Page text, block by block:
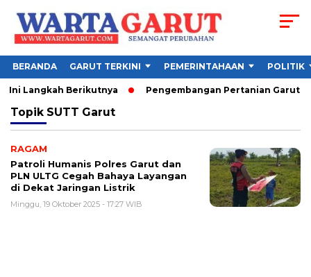
BERANDA GARUT TERKINI PEMERINTAHAAN POLITIK
Ini Langkah Berikutnya Pengembangan Pertanian Garut
Topik SUTT Garut
RAGAM
Patroli Humanis Polres Garut dan
PLN ULTG Cegah Bahaya Layangan
di Dekat Jaringan Listrik
Minggu, 19 Oktober 2025 - 17:27 WIB